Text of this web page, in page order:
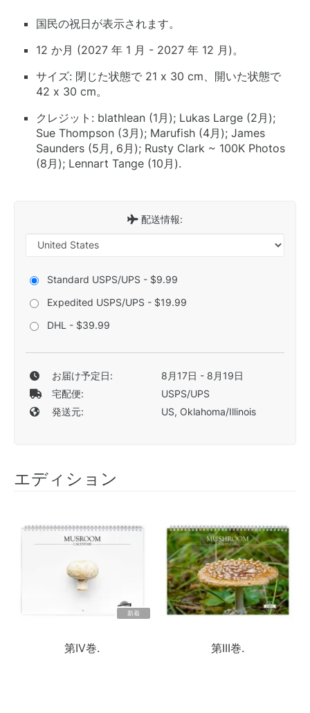
国民の祝日が表示されます。
12 か月 (2027 年 1 月 - 2027 年 12 月)。
サイズ: 閉じた状態で 21 x 30 cm、開いた状態で
42 x 30 cm。
クレジット: blathlean (1月); Lukas Large (2月);
Sue Thompson (3月); Marufish (4月); James
Saunders (5月, 6月); Rusty Clark ~ 100K Photos
(8月); Lennart Tange (10月).
配送情報:
Standard USPS/UPS - $9.99
Expedited USPS/UPS - $19.99
DHL - $39.99
お届け予定日:
8月17日 - 8月19日
宅配便:
USPS/UPS
発送元:
US, Oklahoma/Illinois
エディション
新着
第IV巻. 第III巻.